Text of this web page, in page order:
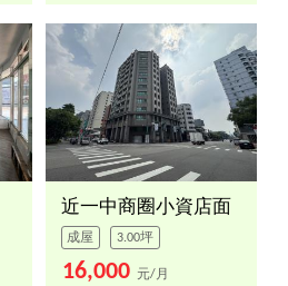
近一中商圈小資店面
成屋 3.00坪
16,000 元/月